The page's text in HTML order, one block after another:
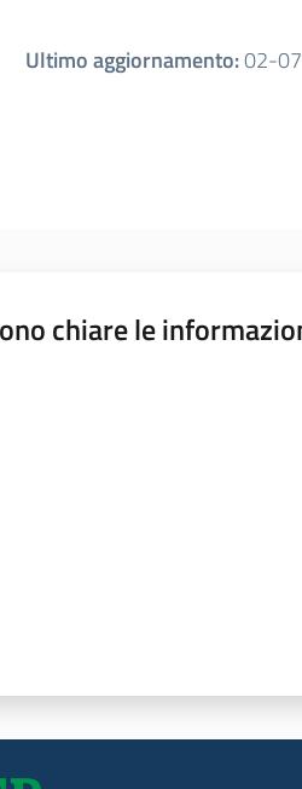
Ultimo aggiornamento:02-
chiare le